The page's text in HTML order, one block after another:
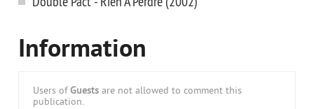
Information
Users of Guests are not allowed to comment this
publication.